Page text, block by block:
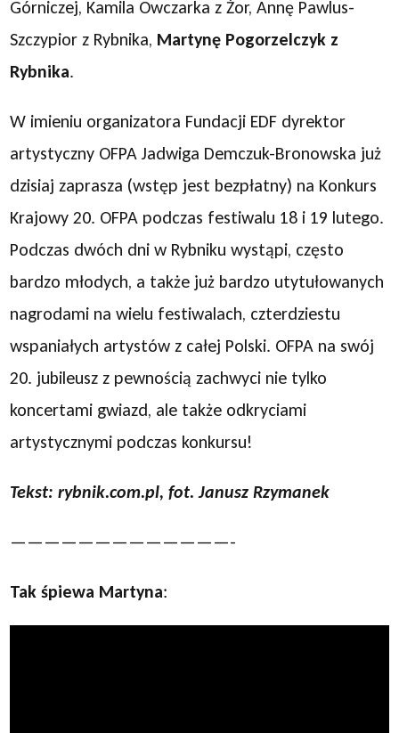
Górniczej, Kamila Owczarka z Żor, Annę Pawlus-
Szczypior z Rybnika, Martynę Pogorzelczyk z
Rybnika.
W imieniu organizatora Fundacji EDF dyrektor
artystyczny OFPA Jadwiga Demczuk-Bronowska już
dzisiaj zaprasza (wstęp jest bezpłatny) na Konkurs
Krajowy 20. OFPA podczas festiwalu 18 i 19 lutego.
Podczas dwóch dni w Rybniku wystąpi, często
bardzo młodych, a także już bardzo utytułowanych
nagrodami na wielu festiwalach, czterdziestu
wspaniałych artystów z całej Polski. OFPA na swój
20. jubileusz z pewnością zachwyci nie tylko
koncertami gwiazd, ale także odkryciami
artystycznymi podczas konkursu!
Tekst: rybnik.com.pl, fot. Janusz Rzymanek
—————————————-
Tak śpiewa Martyna: